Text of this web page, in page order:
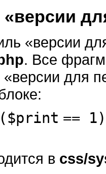
«версии
. Все
«версии для
($print ==
в css/